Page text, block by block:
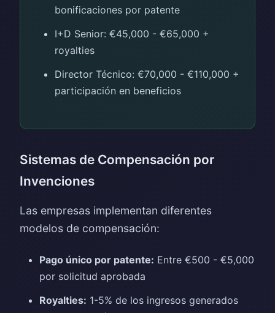
bonificaciones por patente
I+D Senior: €45,000 - €65,000 +
royalties
Director Técnico: €70,000 - €110,000 +
participación en beneficios
Sistemas de Compensación por
Invenciones
Las empresas implementan diferentes
modelos de compensación:
Pago único por patente: Entre €500 - €5,000
por solicitud aprobada
Royalties: 1-5% de los ingresos generados